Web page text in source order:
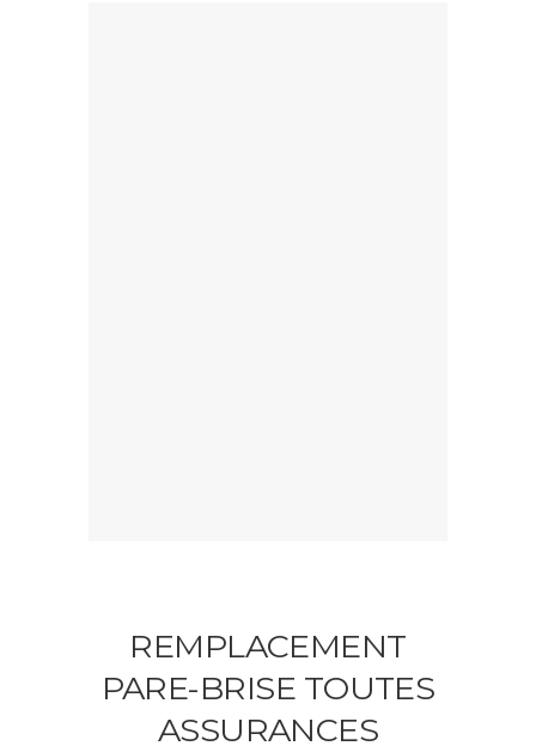
REMPLACEMENT
PARE-BRISE TOUTES
ASSURANCES